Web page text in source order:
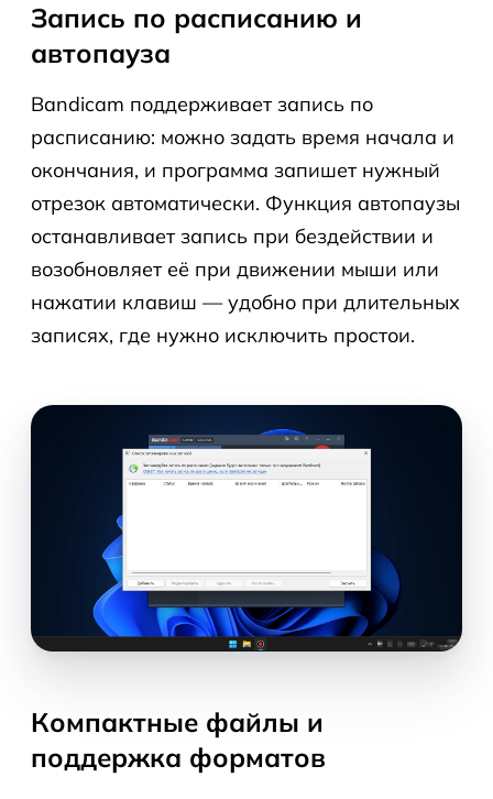
Запись по расписанию и
автопауза
Bandicam поддерживает запись по
расписанию: можно задать время начала и
окончания, и программа запишет нужный
отрезок автоматически. Функция автопаузы
останавливает запись при бездействии и
возобновляет её при движении мыши или
нажатии клавиш — удобно при длительных
записях, где нужно исключить простои.
Компактные файлы и
поддержка форматов